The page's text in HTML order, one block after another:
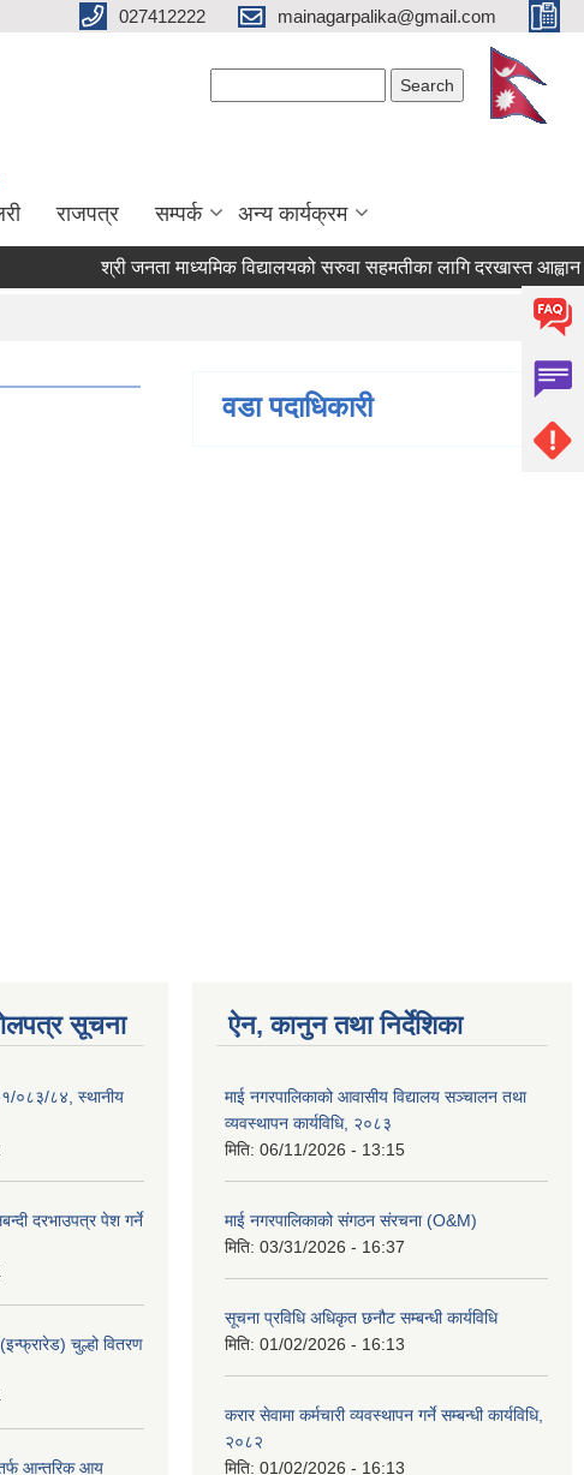
027412222 mainagarpalika@gmail.com
राजपत्र सम्पर्क अन्य कार्यक्रम
श्री जनता माध्यमिक विद्यालयको सरुवा सहमतीका लागि दरखास्त आह्वान
वडा पदाधिकारी
सूचना
०८३/८४, स्थानीय
दरभाउपत्र पेश गर्ने
चुल्हो वितरण
आन्तरिक आय
ऐन, कानुन तथा निर्देशिका
माई नगरपालिकाको आवासीय विद्यालय सञ्चालन तथा
व्यवस्थापन कार्यविधि, २०८३
मिति: 06/11/2026 - 13:15
माई नगरपालिकाको संगठन संरचना (O&M)
मिति: 03/31/2026 - 16:37
सूचना प्रविधि अधिकृत छनौट सम्बन्धी कार्यविधि
मिति: 01/02/2026 - 16:13
करार सेवामा कर्मचारी व्यवस्थापन गर्ने सम्बन्धी कार्यविधि,
२०८२
मिति: 01/02/2026 - 16:13